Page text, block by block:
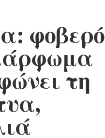
φοβερό
τη